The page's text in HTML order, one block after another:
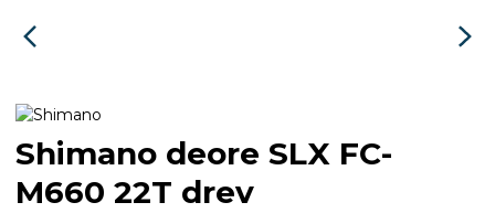
Shimano deore SLX FC-
M660 22T drev